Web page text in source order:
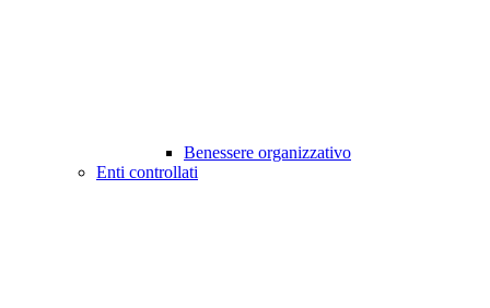
Benessere organizzativo
Enti controllati